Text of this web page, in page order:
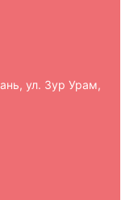
ул. Зур Урам,